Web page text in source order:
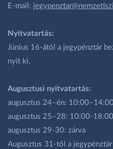
E-mail:
Nyitvatartás:
Június 16-ától a jegypénztár
nyit ki.
Augusztusi nyitvatartás:
augusztus 24–én:
augusztus 25–28: 10:00-18:00
augusztus 29-30: zárva
Augusztus 31-től a